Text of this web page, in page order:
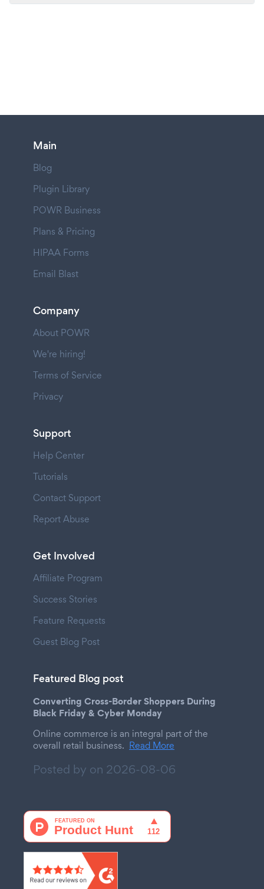
Main
Blog
Plugin Library
POWR Business
Plans & Pricing
HIPAA Forms
Email Blast
Company
About POWR
We're hiring!
Terms of Service
Privacy
Support
Help Center
Tutorials
Contact Support
Report Abuse
Get Involved
Affiliate Program
Success Stories
Feature Requests
Guest Blog Post
Featured Blog post
Converting Cross-Border Shoppers During
Black Friday & Cyber Monday
Online commerce is an integral part of the
overall retail business. Read More
Posted by on 2026-08-06